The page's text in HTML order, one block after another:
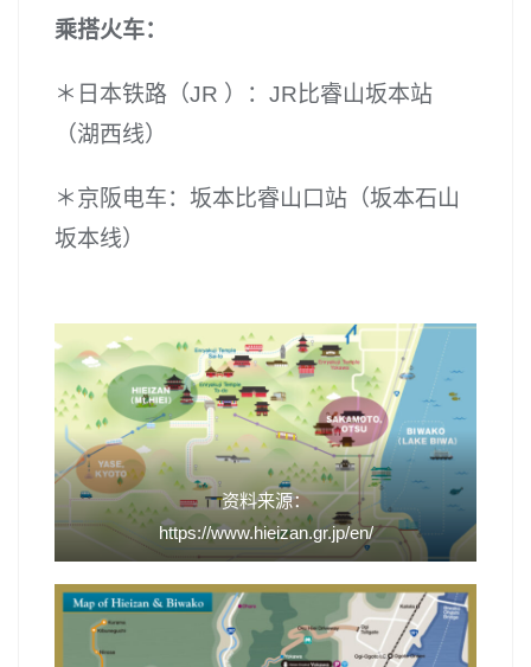
乘搭火车：
＊日本铁路（JR ）：JR比睿山坂本站
（湖西线）
＊京阪电车：坂本比睿山口站（坂本石山
坂本线）
资料来源：
https://www.hieizan.gr.jp/en/